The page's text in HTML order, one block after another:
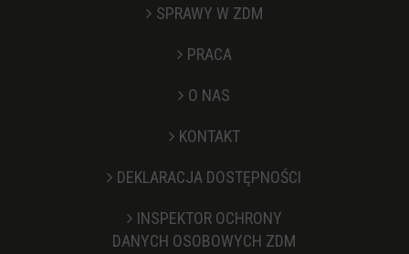
SPRAWY W ZDM
PRACA
O NAS
KONTAKT
DEKLARACJA DOSTĘPNOŚCI
INSPEKTOR OCHRONY
DANYCH OSOBOWYCH ZDM